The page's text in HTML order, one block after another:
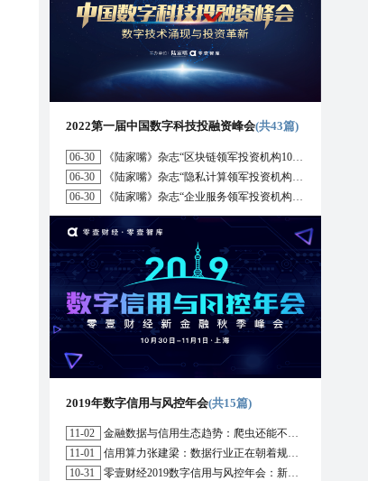
2022第一届中国数字科技投融资峰会(共43篇)
06-30
《陆家嘴》杂志“区块链领军投资机构10强”榜单正式发布
06-30
《陆家嘴》杂志“隐私计算领军投资机构10强”榜单正式发布
06-30
《陆家嘴》杂志“企业服务领军投资机构10强”榜单正式发布
2019年数字信用与风控年会(共15篇)
11-02
金融数据与信用生态趋势：爬虫还能不能用？区块链能解决哪些问题？
11-01
信用算力张建梁：数据行业正在朝着规范化方向演进，数据确权是数据开放的前提
10-31
零壹财经2019数字信用与风控年会：新形势下行业的机遇与挑战